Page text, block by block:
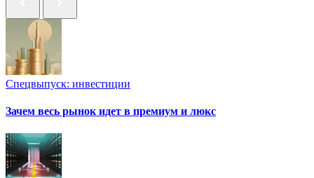
Спецвыпуск: инвестиции
Зачем весь рынок идет в премиум и люкс